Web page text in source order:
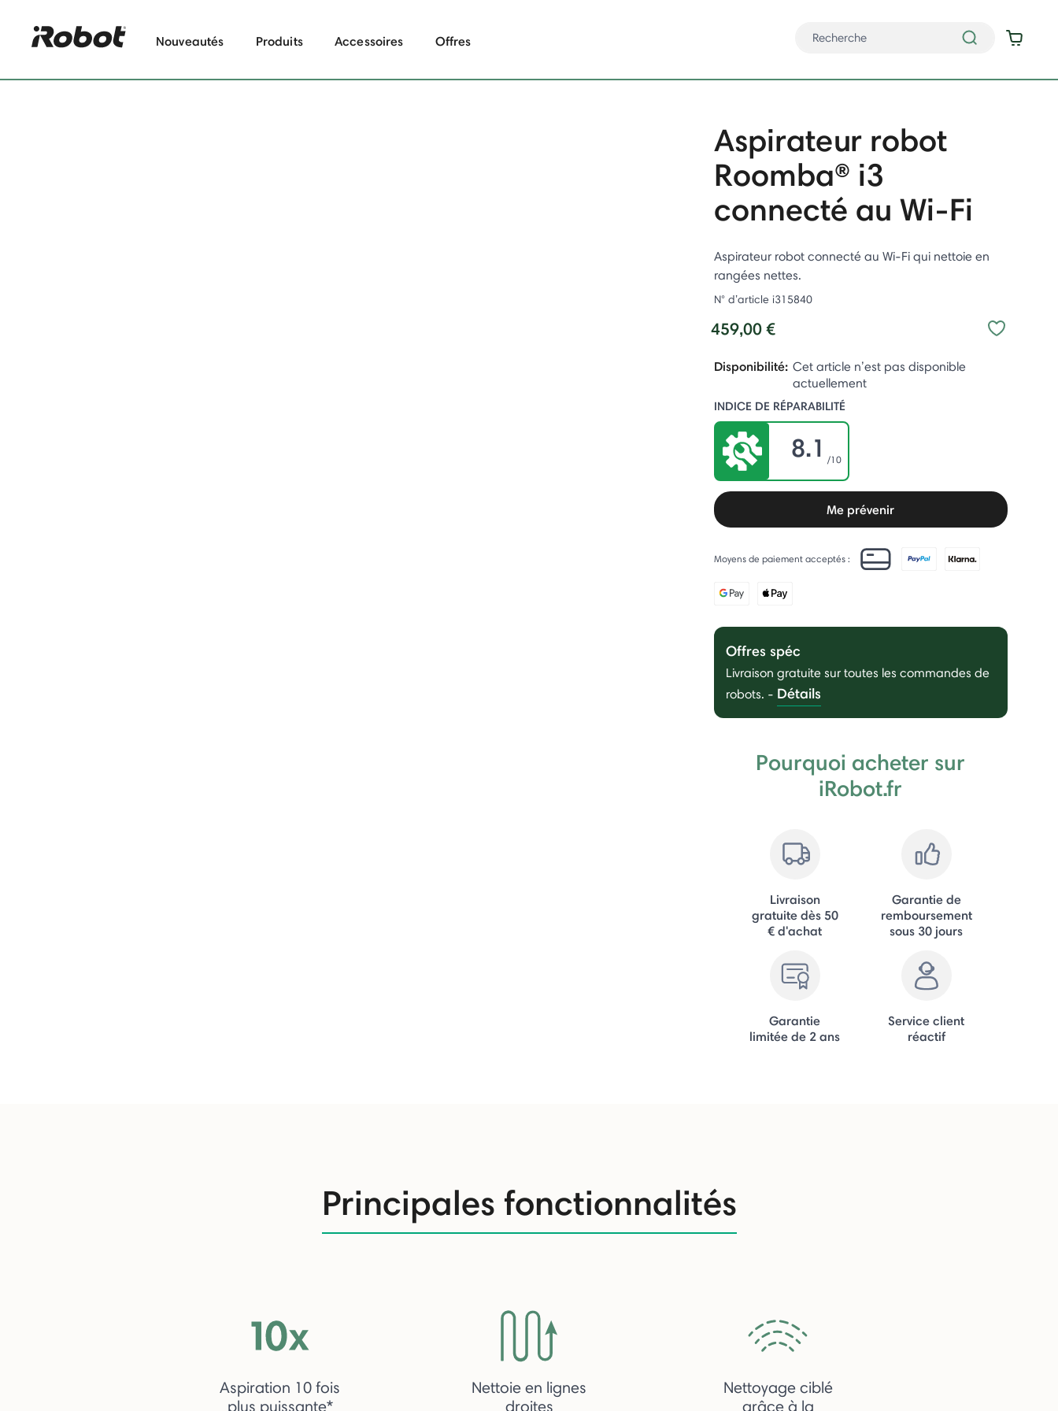
Nouveautés Produits Accessoires Offres
Aspirateur robot
Roomba® i3
connecté au Wi-Fi
Aspirateur robot connecté au Wi-Fi qui nettoie en
rangées nettes.
N° d’article i315840
459,00 €
Disponibilité: Cet article n’est pas disponible
actuellement
INDICE DE RÉPARABILITÉ
8.1 /10
Me prévenir
Moyens de paiement acceptés :
Offres spéc
Livraison gratuite sur toutes les commandes de
robots. - Détails
Pourquoi acheter sur
iRobot.fr
Livraison
gratuite dès 50
€ d'achat
Garantie de
remboursement
sous 30 jours
Garantie
limitée de 2 ans
Service client
réactif
Principales fonctionnalités
Aspiration 10 fois
plus puissante*
Nettoie en lignes
droites
Nettoyage ciblé
grâce à la